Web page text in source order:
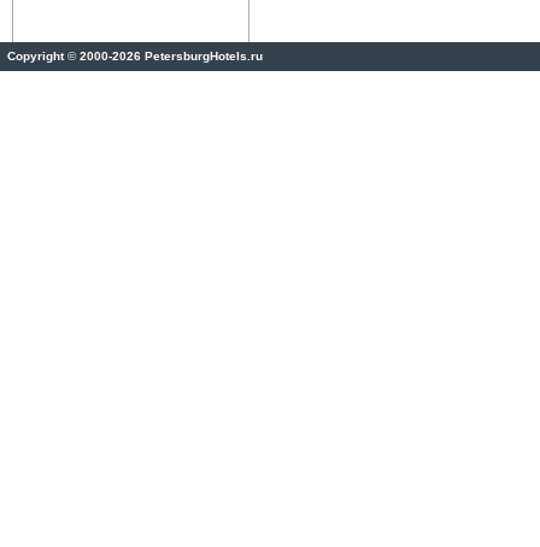
Copyright©2000-2026 PetersburgHotels.ru